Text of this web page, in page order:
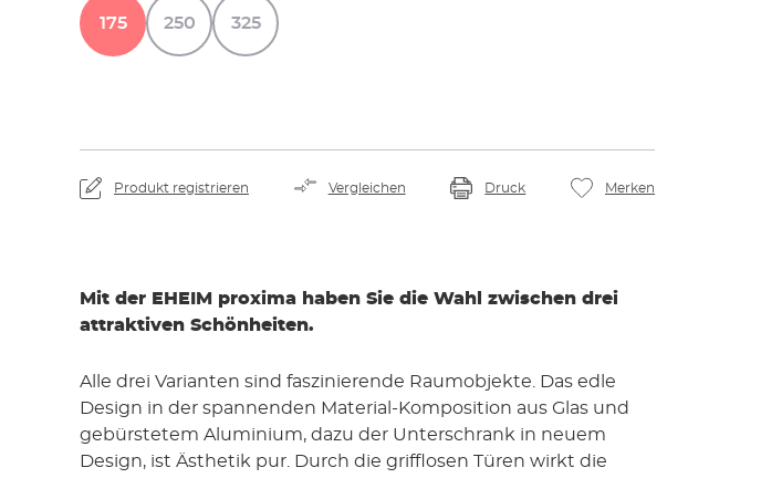
175 250 325
Produkt registrieren Vergleichen Druck Merken
Mit der EHEIM proxima haben Sie die Wahl zwischen drei
attraktiven Schönheiten.
Alle drei Varianten sind faszinierende Raumobjekte. Das edle
Design in der spannenden Material-Komposition aus Glas und
gebürstetem Aluminium, dazu der Unterschrank in neuem
Design, ist Ästhetik pur. Durch die grifflosen Türen wirkt die